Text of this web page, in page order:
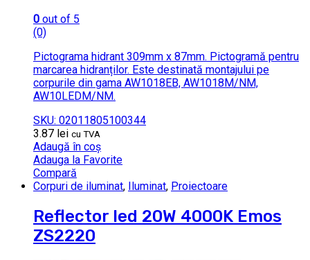
0 out of 5
(0)
Pictograma hidrant 309mm x 87mm. Pictogramă pentru
marcarea hidranților. Este destinată montajului pe
corpurile din gama AW1018EB, AW1018M/NM,
AW10LEDM/NM.
SKU: 02011805100344
3.87 lei cu TVA
Adaugă în coș
Adauga la Favorite
Compară
Corpuri de iluminat, Iluminat, Proiectoare
Reflector led 20W 4000K Emos
ZS2220